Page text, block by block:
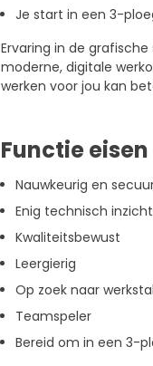
Je start in een 3-
Ervaring in de
moderne, digitale
werken voor jou kan
Functie eisen
Nauwkeurig en
Enig technisch inzicht
Kwaliteitsbewust
Leergierig
Op zoek naar
Teamspeler
Bereid om in een 3-